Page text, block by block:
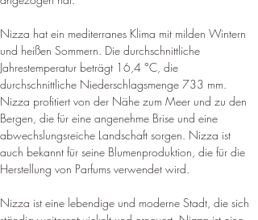
Nizza hat ein mediterranes Klima mit milden Wintern
und heißen Sommern. Die durchschnittliche
Jahrestemperatur beträgt 16,4 °C, die
durchschnittliche Niederschlagsmenge 733 mm.
Nizza profitiert von der Nähe zum Meer und zu den
Bergen, die für eine angenehme Brise und eine
abwechslungsreiche Landschaft sorgen. Nizza ist
auch bekannt für seine Blumenproduktion, die für die
Herstellung von Parfums verwendet wird.
Nizza ist eine lebendige und moderne Stadt, die sich